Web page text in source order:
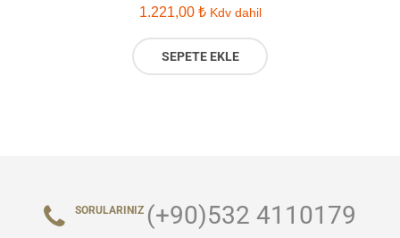
1.221,00 ₺ Kdv dahil
SEPETE EKLE
SORULARINIZ (+90)532 4110179